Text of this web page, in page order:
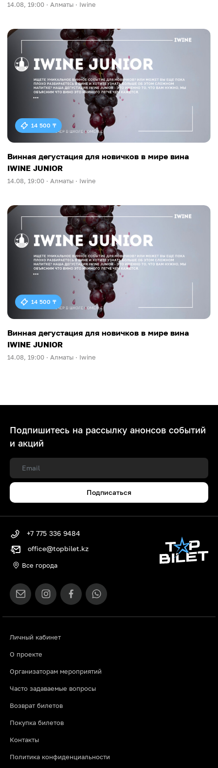
14.08, 19:00 · Алматы · Iwine
14 500 ₸
Винная дегустация для новичков в мире вина
IWINE JUNIOR
14.08, 19:00 · Алматы · Iwine
14 500 ₸
Винная дегустация для новичков в мире вина
IWINE JUNIOR
14.08, 19:00 · Алматы · Iwine
Подпишитесь на рассылку анонсов событий
и акций
Подписаться
Личный кабинет
О проекте
Организаторам мероприятий
Часто задаваемые вопросы
Возврат билетов
Покупка билетов
Контакты
Политика конфиденциальности
+7 775 336 9484
office@topbilet.kz
Все города